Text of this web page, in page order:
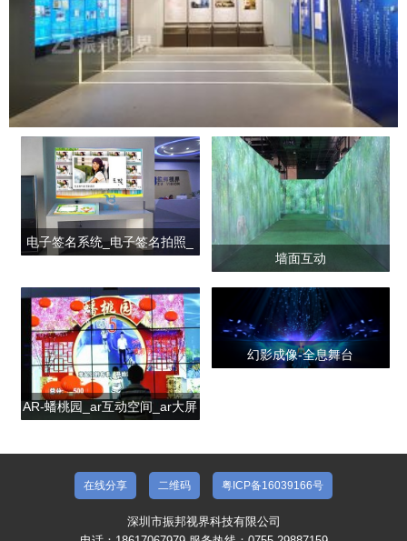
电子签名系统_电子签名拍照_
墙面互动
AR-蟠桃园_ar互动空间_ar大屏
幻影成像-全息舞台
雷达互动系统
智能中控系统
投影互动系统
产品合集二
在线分享 二维码 粤ICP备16039166号
深圳市振邦视界科技有限公司